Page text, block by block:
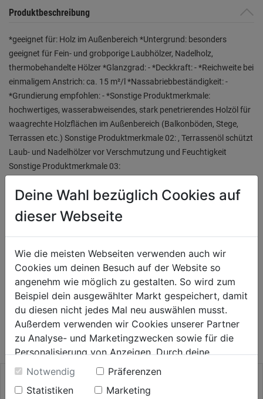
Produktbeschreibung
*geeignet für: Holz im Außenbereich *Untergrund: besonders
geeignet für Fein- und grobporige Laubhölzer, Nadelholz,
thermobehandelte Hölzer *Glanzgrad: - *Deckkraft: - *Reichweite bei
einmaligem Anstrich: ca. 15 m²/l *Nassabriebbeständigkeit: -
*Grundierung empfohlen: - *Sonstige Produktmerkmale:
hochwertiges, wasserabweisendes, stark penetrierendes Holzöl für
waagrechte Holzflächen im Außenbereich (Balkonböden, Stege,
Terrassen etc.) Sonstige Produktmerkmale 02: , Terrassenöl schützt
Laub- und Nadelhölzer vor Verschmutzung und Feuchtigkeit
Sonstige Produktmerkmale 03:
HERSTELLERINFORMATIONEN
WEITERE PRODUKTE AUS DIESER
KATEGORIE
Deine Wahl bezüglich Cookies auf
dieser Webseite
Wie die meisten Webseiten verwenden auch wir
Cookies um deinen Besuch auf der Website so
angenehm wie möglich zu gestalten. So wird zum
Beispiel dein ausgewählter Markt gespeichert, damit
du diesen nicht jedes Mal neu auswählen musst.
Außerdem verwenden wir Cookies unserer Partner
zu Analyse- und Marketingzwecken sowie für die
Personalisierung von Anzeigen. Durch deine
Einwilligung werden die Daten von Drittanbieter,
unter anderem auch in den USA, verarbeitet.
Durch Klick auf "Alle Cookies erlauben" stimmst du
Notwendig
Präferenzen
Statistiken
Marketing